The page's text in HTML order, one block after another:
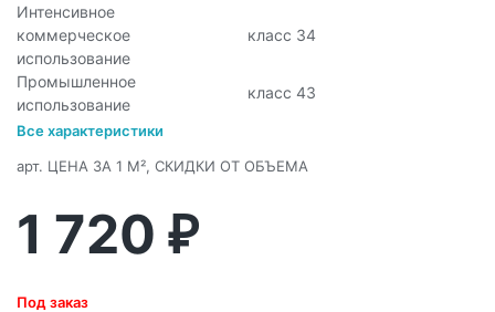
Интенсивное
коммерческое
использование
класс 34
Промышленное
использование
класс 43
Все характеристики
арт. ЦЕНА ЗА 1 М², СКИДКИ ОТ ОБЪЕМА
1 720 ₽
Под заказ